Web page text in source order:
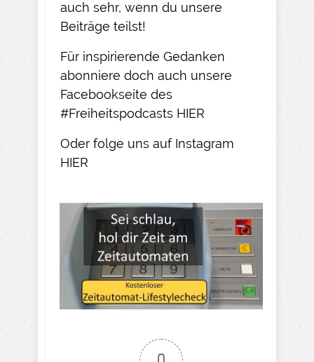
auch sehr, wenn du unsere
Beiträge teilst!​
Für inspirierende Gedanken
abonniere doch auch unsere
Facebookseite des
#Freiheitspodcasts HIER
Oder folge uns auf Instagram
HIER​